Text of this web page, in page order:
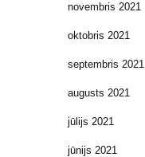
novembris 2021
oktobris 2021
septembris 2021
augusts 2021
jūlijs 2021
jūnijs 2021